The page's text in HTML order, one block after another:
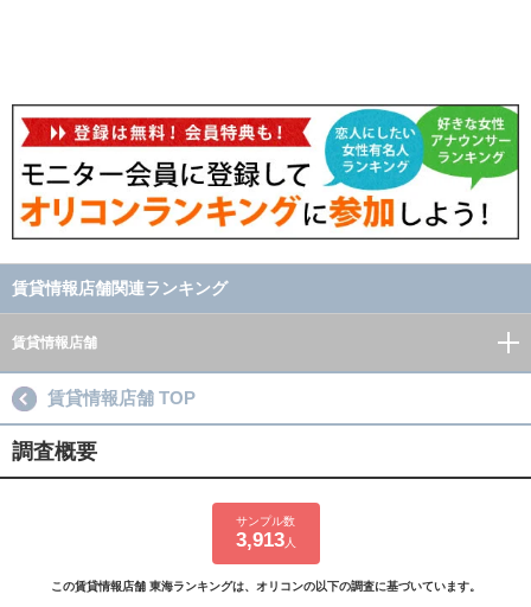
賃貸情報店舗関連ランキング
賃貸情報店舗
賃貸情報店舗 TOP
調査概要
サンプル数
3,913人
この賃貸情報店舗 東海ランキングは、オリコンの以下の調査に基づいています。